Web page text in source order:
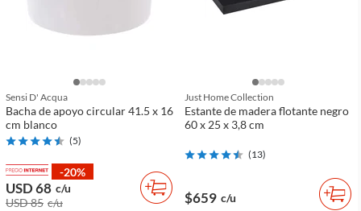
Sensi D' Acqua
Bacha de apoyo circular 41.5 x 16
cm blanco
(5)
-20%
USD 68 c/u
USD 85 c/u
Just Home Collection
Estante de madera flotante negro
60 x 25 x 3,8 cm
(13)
$659 c/u